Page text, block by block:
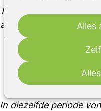
Alles
Ik heb me er wel eens
afvroeg hoe Andrien
eens gezegd dat ze
hoe
In diezelfde periode